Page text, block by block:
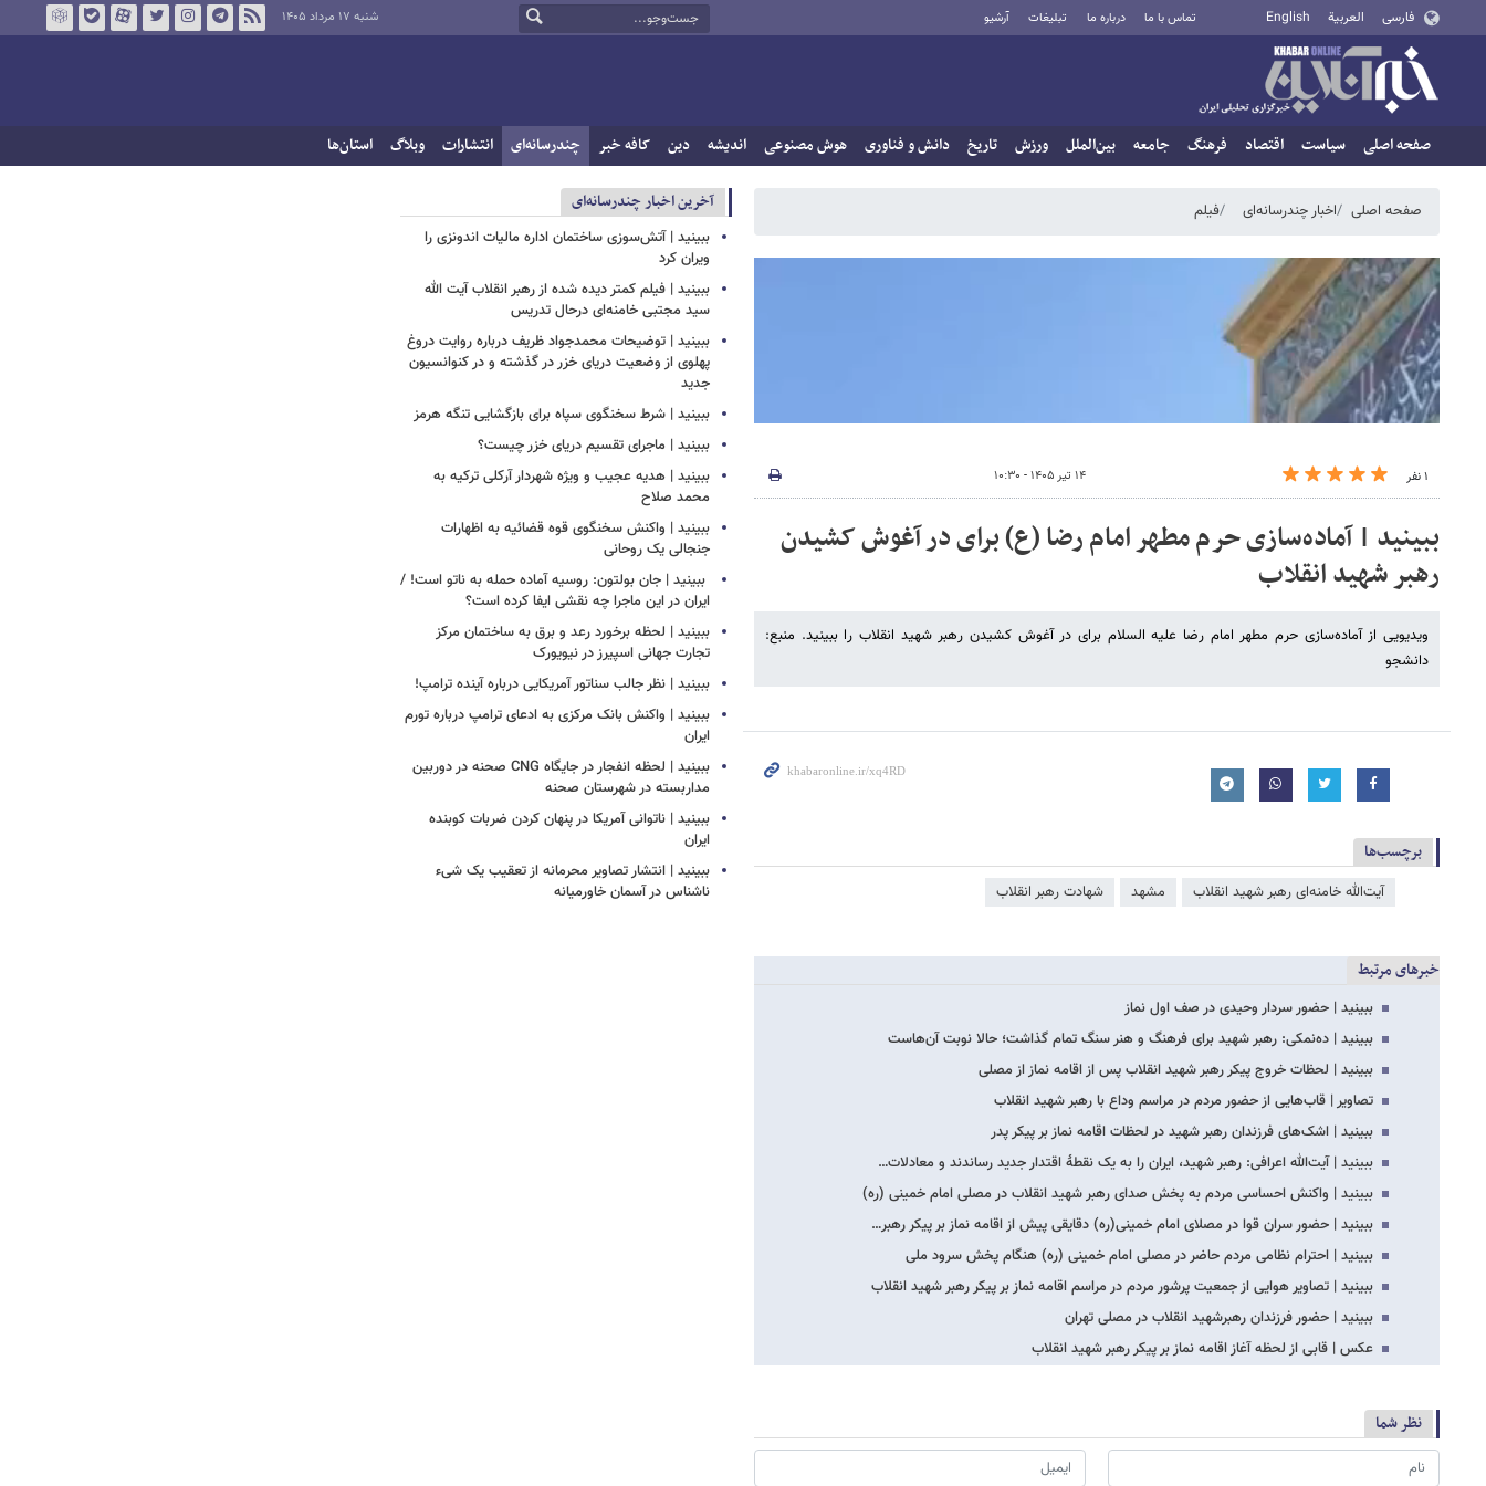
فارسی العربية English تماس با ما درباره ما تبلیغات آرشیو شنبه ۱۷ مرداد ۱۴۰۵
صفحه اصلی سیاست اقتصاد فرهنگ جامعه بین‌الملل ورزش تاریخ دانش و فناوری هوش مصنوعی اندیشه دین کافه خبر چندرسانه‌ای انتشارات وبلاگ استان‌ها
صفحه اصلی اخبار چندرسانه‌ای فیلم
۱ نفر ۱۴ تیر ۱۴۰۵ - ۱۰:۳۰
ببینید | آماده‌سازی حرم مطهر امام رضا (ع) برای در آغوش کشیدن
رهبر شهید انقلاب
ویدیویی از آماده‌سازی حرم مطهر امام رضا علیه السلام برای در آغوش کشیدن رهبر شهید انقلاب را ببینید. منبع:
دانشجو
برچسب‌ها
آیت‌الله خامنه‌ای رهبر شهید انقلاب مشهد شهادت رهبر انقلاب
خبرهای مرتبط
ببینید | حضور سردار وحیدی در صف اول نماز
ببینید | ده‌نمکی: رهبر شهید برای فرهنگ و هنر سنگ تمام گذاشت؛ حالا نوبت آن‌هاست
ببینید | لحظات خروج پیکر رهبر شهید انقلاب پس از اقامه نماز از مصلی
تصاویر | قاب‌هایی از حضور مردم در مراسم وداع با رهبر شهید انقلاب
ببینید | اشک‌های فرزندان رهبر شهید در لحظات اقامه نماز بر پیکر پدر
ببینید | آیت‌الله اعرافی: رهبر شهید، ایران را به یک نقطۀ اقتدار جدید رساندند و معادلات…
ببینید | واکنش احساسی مردم به پخش صدای رهبر شهید انقلاب در مصلی امام خمینی (ره)
ببینید | حضور سران قوا در مصلای امام خمینی(ره) دقایقی پیش از اقامه نماز بر پیکر رهبر…
ببینید | احترام نظامی مردم حاضر در مصلی امام خمینی (ره) هنگام پخش سرود ملی
ببینید | تصاویر هوایی از جمعیت پرشور مردم در مراسم اقامه نماز بر پیکر رهبر شهید انقلاب
ببینید | حضور فرزندان رهبرشهید انقلاب در مصلی تهران
عکس | قابی از لحظه آغاز اقامه نماز بر پیکر رهبر شهید انقلاب
نظر شما
آخرین اخبار چندرسانه‌ای
ببینید | آتش‌سوزی ساختمان اداره مالیات اندونزی را
ویران کرد
ببینید | فیلم کمتر دیده شده از رهبر انقلاب آیت الله
سید مجتبی خامنه‌ای درحال تدریس
ببینید | توضیحات محمدجواد ظریف درباره روایت دروغ
پهلوی از وضعیت دریای خزر در گذشته و در کنوانسیون
جدید
ببینید | شرط سخنگوی سپاه برای بازگشایی تنگه هرمز
ببینید | ماجرای تقسیم دریای خزر چیست؟
ببینید | هدیه عجیب و ویژه شهردار آرکلی ترکیه به
محمد صلاح
ببینید | واکنش سخنگوی قوه قضائیه به اظهارات
جنجالی یک روحانی
‏ ببینید | جان بولتون: روسیه آماده حمله به ناتو است! /
ایران در این ماجرا چه نقشی ایفا کرده است؟
ببینید | لحظه برخورد رعد و برق به ساختمان مرکز
تجارت جهانی اسپیرز در نیویورک
ببینید | نظر جالب سناتور آمریکایی درباره آینده ترامپ!
ببینید | واکنش بانک مرکزی به ادعای ترامپ درباره تورم
ایران
ببینید | لحظه انفجار در جایگاه CNG صحنه در دوربین
مداربسته در شهرستان صحنه
‏ببینید | ناتوانی آمریکا در پنهان کردن ضربات کوبنده
ایران
ببینید | انتشار تصاویر محرمانه از تعقیب یک شیء
ناشناس در آسمان خاورمیانه